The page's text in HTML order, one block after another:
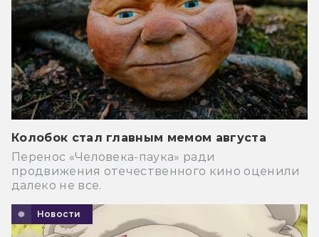
Колобок стал главным мемом августа
Перенос «Человека-паука» ради
продвижения отечественного кино оценили
далеко не все.
Новости